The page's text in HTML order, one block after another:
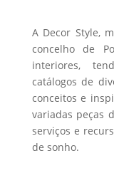
A Decor Style,
concelho de
interiores,
catálogos de
conceitos e
variadas peças
serviços e
de sonho.